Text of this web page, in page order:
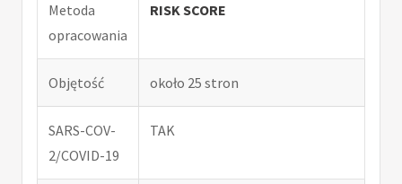
Metoda
opracowania
RISK SCORE
Objętość około 25 stron
SARS-COV-
2/COVID-19
TAK